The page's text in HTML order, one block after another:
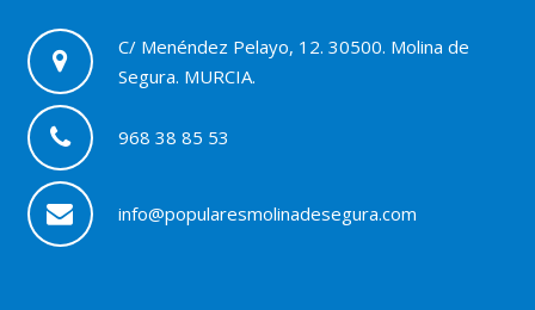
C/ Menéndez Pelayo, 12. 30500. Molina de
Segura. MURCIA.
968 38 85 53
info@popularesmolinadesegura.com